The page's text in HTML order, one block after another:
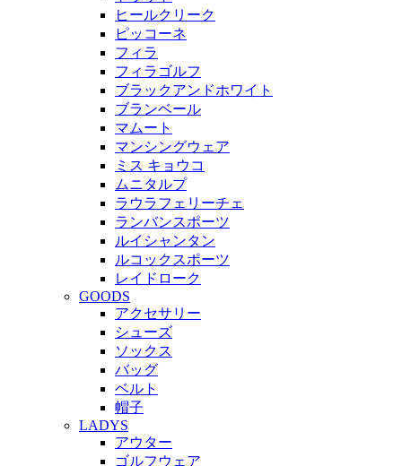
ヒールクリーク
ピッコーネ
フィラ
フィラゴルフ
ブラックアンドホワイト
ブランベール
マムート
マンシングウェア
ミス キョウコ
ムニタルプ
ラウラフェリーチェ
ランバンスポーツ
ルイシャンタン
ルコックスポーツ
レイドローク
GOODS
アクセサリー
シューズ
ソックス
バッグ
ベルト
帽子
LADYS
アウター
ゴルフウェア